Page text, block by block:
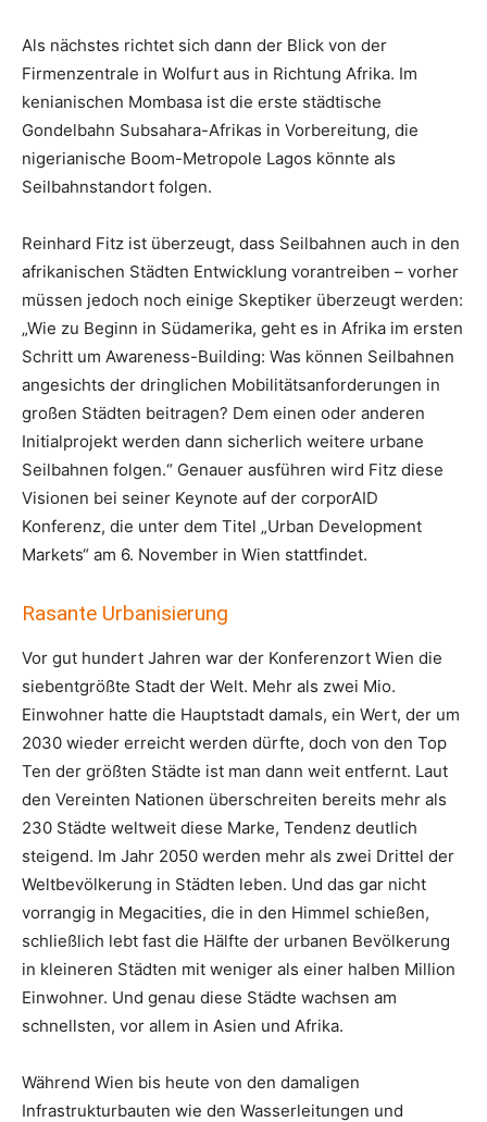
Als nächstes richtet sich dann der Blick von der
Firmenzentrale in Wolfurt aus in Richtung Afrika. Im
kenianischen Mombasa ist die erste städtische
Gondelbahn Subsahara-Afrikas in Vorbereitung, die
nigerianische Boom-Metropole Lagos könnte als
Seilbahnstandort folgen.
Reinhard Fitz ist überzeugt, dass Seilbahnen auch in den
afrikanischen Städten Entwicklung vorantreiben – vorher
müssen jedoch noch einige Skeptiker überzeugt werden:
„Wie zu Beginn in Südamerika, geht es in Afrika im ersten
Schritt um Awareness-Building: Was können Seilbahnen
angesichts der dringlichen Mobilitätsanforderungen in
großen Städten beitragen? Dem einen oder anderen
Initialprojekt werden dann sicherlich weitere urbane
Seilbahnen folgen.“ Genauer ausführen wird Fitz diese
Visionen bei seiner Keynote auf der corporAID
Konferenz, die unter dem Titel „Urban Development
Markets“ am 6. November in Wien stattfindet.
Rasante Urbanisierung
Vor gut hundert Jahren war der Konferenzort Wien die
siebentgrößte Stadt der Welt. Mehr als zwei Mio.
Einwohner hatte die Hauptstadt damals, ein Wert, der um
2030 wieder erreicht werden dürfte, doch von den Top
Ten der größten Städte ist man dann weit entfernt. Laut
den Vereinten Nationen überschreiten bereits mehr als
230 Städte weltweit diese Marke, Tendenz deutlich
steigend. Im Jahr 2050 werden mehr als zwei Drittel der
Weltbevölkerung in Städten leben. Und das gar nicht
vorrangig in Megacities, die in den Himmel schießen,
schließlich lebt fast die Hälfte der urbanen Bevölkerung
in kleineren Städten mit weniger als einer halben Million
Einwohner. Und genau diese Städte wachsen am
schnellsten, vor allem in Asien und Afrika.
Während Wien bis heute von den damaligen
Infrastrukturbauten wie den Wasserleitungen und